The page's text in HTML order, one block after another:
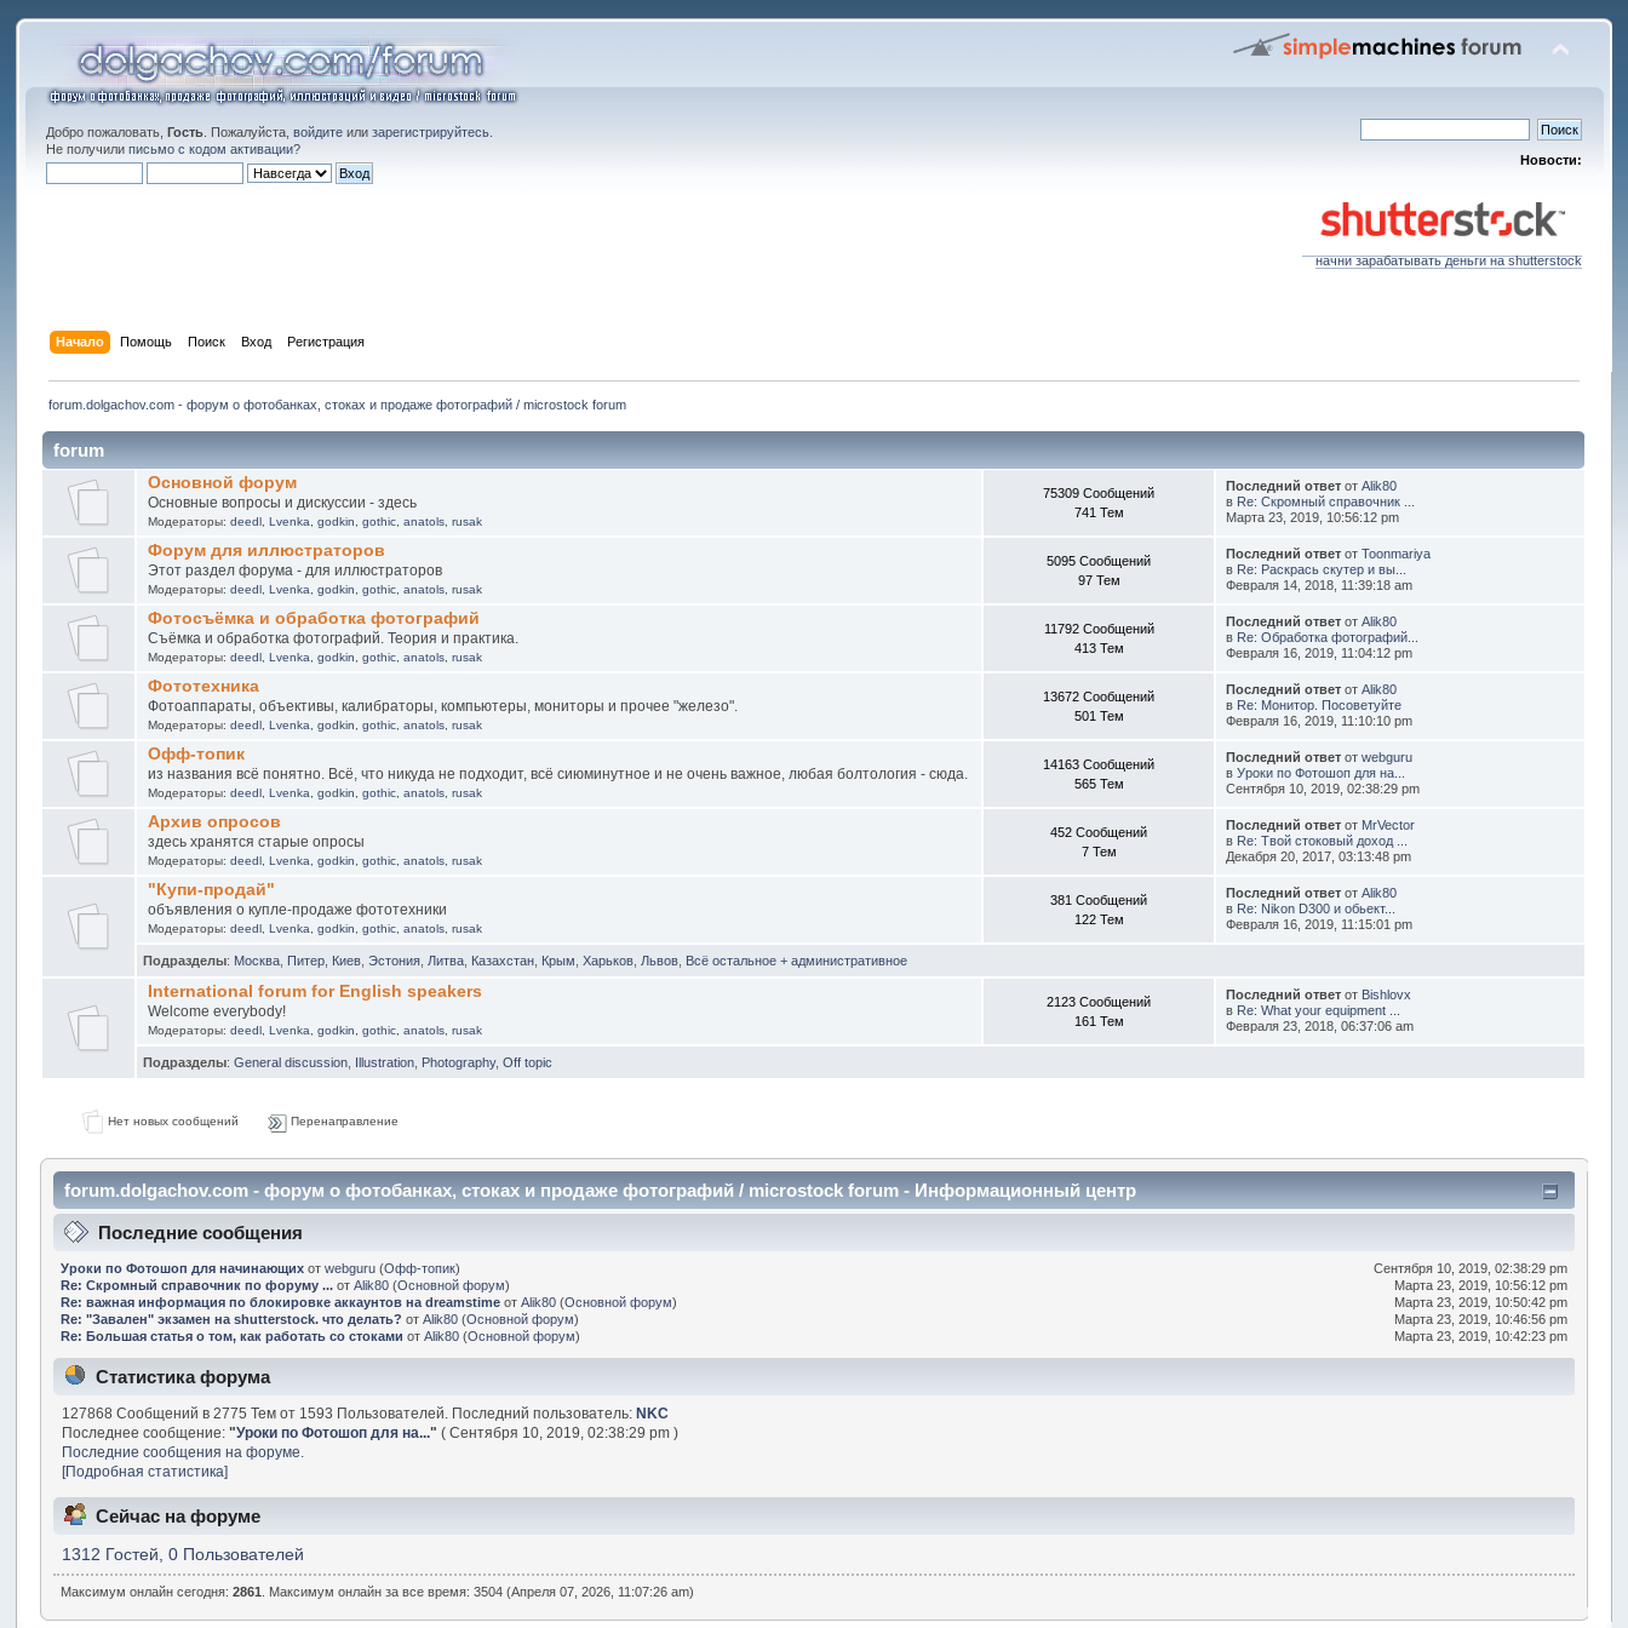
Добро пожаловать,Гость . Пожалуйста,войдите илизарегистрируйтесь
Не получилиписьмо с кодом активации?
Новости:
начни зарабатывать деньги на shutterstock
Начало Помощь Поиск Вход Регистрация
forum.dolgachov.com - форум о фотобанках, стоках и продаже фотографий / microstock forum
forum
Основной форум
Основные вопросы и дискуссии - здесь
Модераторы:deedl ,Lvenka ,godkin ,gothic ,anatols ,rusak
75309 Сообщений
741 Тем
Последний ответот Alik80
в Re: Скромный справочник ...
Марта 23, 2019, 10:56:12 pm
Форум для иллюстраторов
Этот раздел форума - для иллюстраторов
Модераторы:deedl ,Lvenka ,godkin ,gothic ,anatols ,rusak
5095 Сообщений
97 Тем
Последний ответот Toonmariya
в Re: Раскрась скутер и вы...
Февраля 14, 2018, 11:39:18 am
Фотосъёмка и обработка фотографий
Съёмка и обработка фотографий. Теория и практика.
Модераторы:deedl ,Lvenka ,godkin ,gothic ,anatols ,rusak
11792 Сообщений
413 Тем
Последний ответот Alik80
в Re: Обработка фотографий...
Февраля 16, 2019, 11:04:12 pm
Фототехника
Фотоаппараты, объективы, калибраторы, компьютеры, мониторы и прочее "железо".
Модераторы:deedl ,Lvenka ,godkin ,gothic ,anatols ,rusak
13672 Сообщений
501 Тем
Последний ответот Alik80
в Re: Монитор. Посоветуйте
Февраля 16, 2019, 11:10:10 pm
Офф-топик
из названия всё понятно. Всё, что никуда не подходит, всё сиюминутное и не очень важное, любая болтология - сюда.
Модераторы:deedl ,Lvenka ,godkin ,gothic ,anatols ,rusak
14163 Сообщений
565 Тем
Последний ответот webguru
в Уроки по Фотошоп для на...
Сентября 10, 2019, 02:38:29 pm
Архив опросов
здесь хранятся старые опросы
Модераторы:deedl ,Lvenka ,godkin ,gothic ,anatols ,rusak
452 Сообщений
7 Тем
Последний ответот MrVector
в Re: Твой стоковый доход ...
Декабря 20, 2017, 03:13:48 pm
"Купи-продай"
объявления о купле-продаже фототехники
Модераторы:deedl ,Lvenka ,godkin ,gothic ,anatols ,rusak
381 Сообщений
122 Тем
Последний ответот Alik80
в Re: Nikon D300 и обьект...
Февраля 16, 2019, 11:15:01 pm
Подразделы: Москва Питер Киев ,Эстония Литва Казахстан Крым ,Харьков Львов Всё остальное + административное
International forum for English speakers
Welcome everybody!
Модераторы:deedl ,Lvenka ,godkin ,gothic ,anatols ,rusak
2123 Сообщений
161 Тем
Последний ответот Bishlovx
в Re: What your equipment ...
Февраля 23, 2018, 06:37:06 am
Подразделы:General discussion Illustration Photography,Off topic
Нет новых сообщений Перенаправление
forum.dolgachov.com - форум о фотобанках, стоках и продаже фотографий / microstock forum - Информационный центр
Последние сообщения
Уроки по Фотошоп для начинающих отwebguru (Офф-топик)
Сентября 10, 2019, 02:38:29 pm
Re: Скромный справочник по форуму ... отAlik80 (Основной форум)
Марта 23, 2019, 10:56:12 pm
Re: важная информация по блокировке аккаунтов на dreamstime отAlik80 (Основной форум)
Марта 23, 2019, 10:50:42 pm
Re: "Завален" экзамен на shutterstock. что делать? отAlik80 (Основной форум)
Марта 23, 2019, 10:46:56 pm
Re: Большая статья о том, как работать со стоками отAlik80 (Основной форум) Марта 23, 2019, 10:42:23 pm
Статистика форума
127868 Сообщений в 2775 Тем от 1593 Пользователей. Последний пользователь: NKC
Последнее сообщение: "Уроки по Фотошоп для на..." ( Сентября 10, 2019, 02:38:29 pm )
Последние сообщения на форуме.
[Подробная статистика]
Сейчас на форуме
1312 Гостей, 0 Пользователей
Максимум онлайн сегодня: 2861 . Максимум онлайн за все время: 3504 (Апреля 07, 2026, 11:07:26 am)